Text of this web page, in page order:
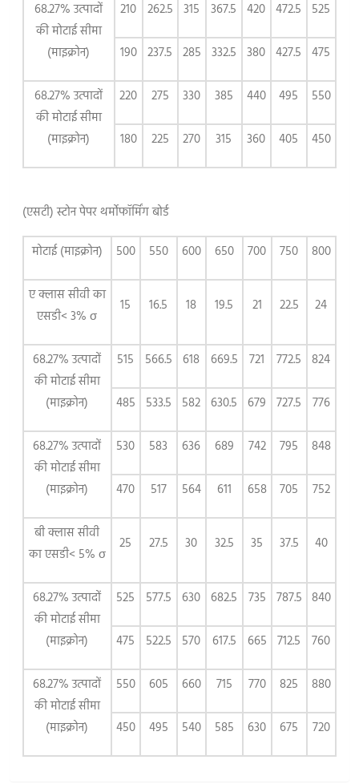
68.27% उत्पादों
की मोटाई सीमा
(माइक्रोन)
210 262.5 315 367.5 420 472.5 525
190 237.5 285 332.5 380 427.5 475
68.27% उत्पादों
की मोटाई सीमा
(माइक्रोन)
220 275 330 385 440 495 550
180 225 270 315 360 405 450
(एसटी) स्टोन पेपर थर्मोफॉर्मिंग बोर्ड
मोटाई (माइक्रोन) 500 550 600 650 700 750 800
ए क्लास सीवी का
एसडी< 3% σ
15 16.5 18 19.5 21 22.5 24
68.27% उत्पादों
की मोटाई सीमा
(माइक्रोन)
515 566.5 618 669.5 721 772.5 824
485 533.5 582 630.5 679 727.5 776
68.27% उत्पादों
की मोटाई सीमा
(माइक्रोन)
530 583 636 689 742 795 848
470 517 564 611 658 705 752
बी क्लास सीवी
का एसडी< 5% σ
25 27.5 30 32.5 35 37.5 40
68.27% उत्पादों
की मोटाई सीमा
(माइक्रोन)
525 577.5 630 682.5 735 787.5 840
475 522.5 570 617.5 665 712.5 760
68.27% उत्पादों
की मोटाई सीमा
(माइक्रोन)
550 605 660 715 770 825 880
450 495 540 585 630 675 720